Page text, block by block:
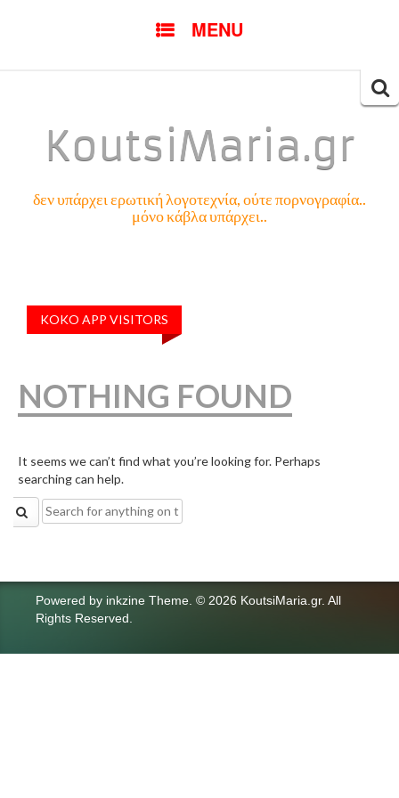
MENU
KoutsiMaria.gr
δεν υπάρχει ερωτική λογοτεχνία, ούτε πορνογραφία..
μόνο κάβλα υπάρχει..
KOKO APP VISITORS
NOTHING FOUND
It seems we can’t find what you’re looking for. Perhaps
searching can help.
Search
for:
Powered by inkzine Theme © 2026 KoutsiMaria.gr. All
Rights Reserved.